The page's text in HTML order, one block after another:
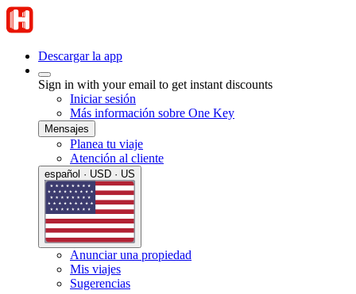
Descargar la app
Sign in with your email to get instant discounts
Iniciar sesión
Más información sobre One Key
Mensajes
Planea tu viaje
Atención al cliente
español · USD · US
Anunciar una propiedad
Mis viajes
Sugerencias